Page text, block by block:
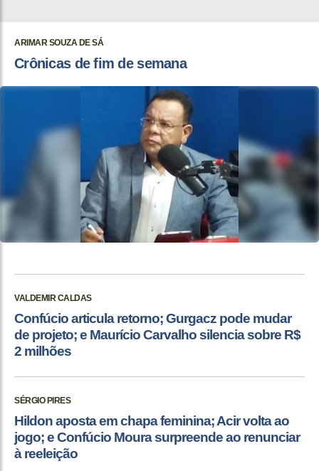
ARIMAR SOUZA DE SÁ
Crônicas de fim de semana
VALDEMIR CALDAS
Confúcio articula retorno; Gurgacz pode mudar
de projeto; e Maurício Carvalho silencia sobre R$
2 milhões
SÉRGIO PIRES
Hildon aposta em chapa feminina; Acir volta ao
jogo; e Confúcio Moura surpreende ao renunciar
à reeleição